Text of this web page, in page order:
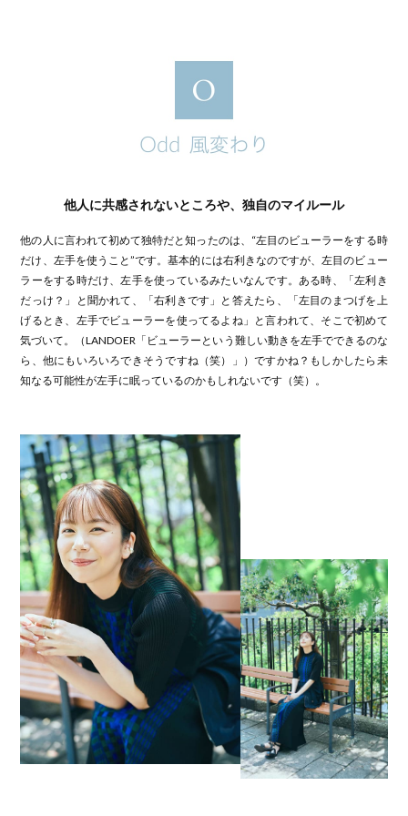
他人に共感されないところや、独自のマイルール
他の人に言われて初めて独特だと知ったのは、“左目のビューラーをする時
だけ、左手を使うこと”です。基本的には右利きなのですが、左目のビュー
ラーをする時だけ、左手を使っているみたいなんです。ある時、「左利き
だっけ？」と聞かれて、「右利きです」と答えたら、「左目のまつげを上
げるとき、左手でビューラーを使ってるよね」と言われて、そこで初めて
気づいて。（LANDOER「ビューラーという難しい動きを左手でできるのな
ら、他にもいろいろできそうですね（笑）」）ですかね？もしかしたら未
知なる可能性が左手に眠っているのかもしれないです（笑）。